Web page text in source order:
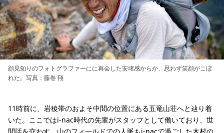
顔見知りのフォトグラファーにに再会した安堵感からか、思わず笑顔がこぼ
れた。写真：藤巻 翔
11時前に、岩稜帯のおよそ中間の位置にある五竜山荘へと辿り着
いた。ここではi-nac時代の先輩がスタッフとして働いており、世